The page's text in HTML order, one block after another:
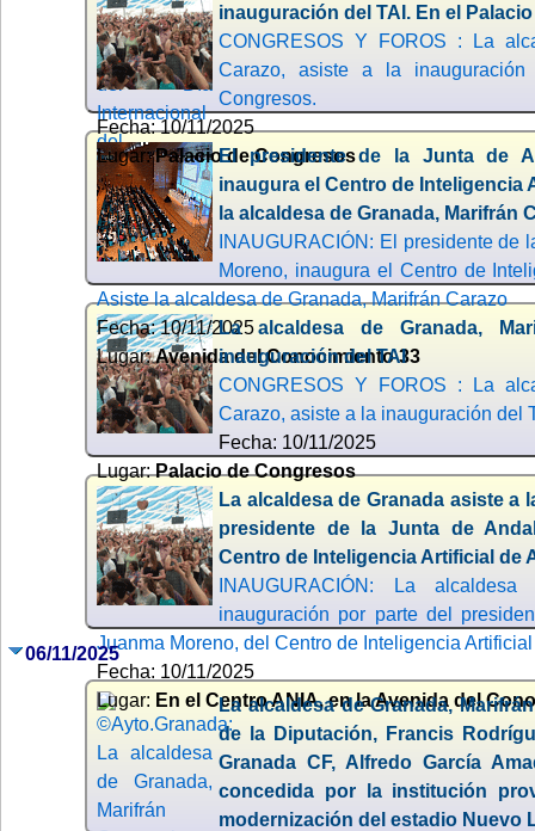
inauguración del TAI. En el
CONGRESOS Y FOROS : La
Carazo, asiste a la
Congresos.
Fecha: 10/11/2025
Lugar:Palacio de Congresos
El presidente de la Junta de
inaugura el Centro de Inteligencia
la alcaldesa de Granada, Marifrán
INAUGURACIÓN: El presidente de
Moreno, inaugura el Centro de
Asiste la alcaldesa de Granada, Marifrán Carazo
Fecha: 10/11/2025
Lugar:Avenida del Conocimiento 33
La alcaldesa de Granada,
inauguración del TAI
CONGRESOS Y FOROS : La
Carazo, asiste a la inauguración del
Fecha: 10/11/2025
Lugar:Palacio de Congresos
La alcaldesa de Granada asiste
presidente de la Junta de
Centro de Inteligencia Artificial de
INAUGURACIÓN: La
inauguración por parte del
Juanma Moreno, del Centro de Inteligencia
Fecha: 10/11/2025
Lugar: En el Centro ANIA, en la Avenida del
06/11/2025
La alcaldesa de Granada,
de la Diputación, Francis
Granada CF, Alfredo García
concedida por la institución
modernización del estadio Nuevo